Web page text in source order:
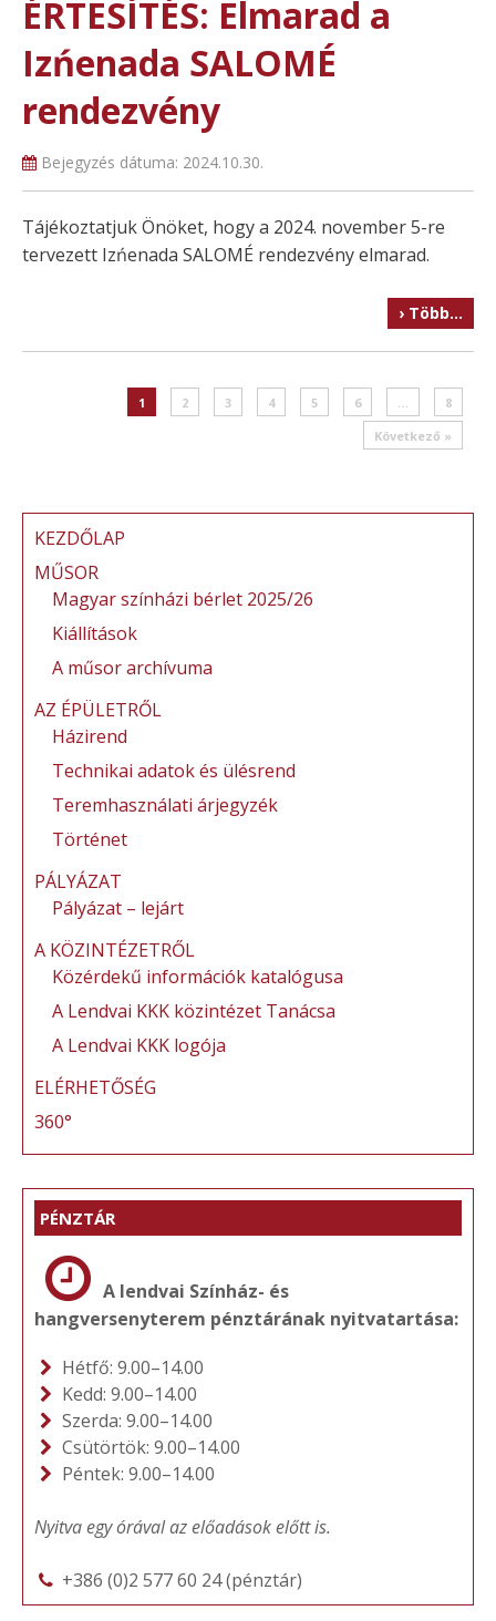
ÉRTESÍTÉS: Elmarad a
Izńenada SALOMÉ
rendezvény
Bejegyzés dátuma: 2024.10.30.
Tájékoztatjuk Önöket, hogy a 2024. november 5-re
tervezett Izńenada SALOMÉ rendezvény elmarad.
› Több…
1 2 3 4 5 6 …
8
Következő »
KEZDŐLAP
MŰSOR
Magyar színházi bérlet 2025/26
Kiállítások
A műsor archívuma
AZ ÉPÜLETRŐL
Házirend
Technikai adatok és ülésrend
Teremhasználati árjegyzék
Történet
PÁLYÁZAT
Pályázat – lejárt
A KÖZINTÉZETRŐL
Közérdekű információk katalógusa
A Lendvai KKK közintézet Tanácsa
A Lendvai KKK logója
ELÉRHETŐSÉG
360°
PÉNZTÁR
A lendvai Színház- és
hangversenyterem pénztárának nyitvatartása:
Hétfő: 9.00–14.00
Kedd: 9.00–14.00
Szerda: 9.00–14.00
Csütörtök: 9.00–14.00
Péntek: 9.00–14.00
Nyitva egy órával az előadások előtt is.
+386 (0)2 577 60 24 (pénztár)